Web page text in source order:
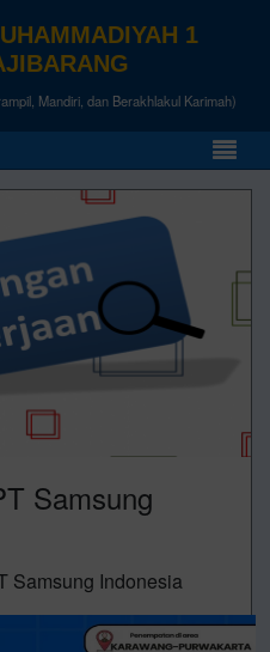
1
Mandiri, dan Berakhlakul Karimah)
Samsung
Samsung Indonesia